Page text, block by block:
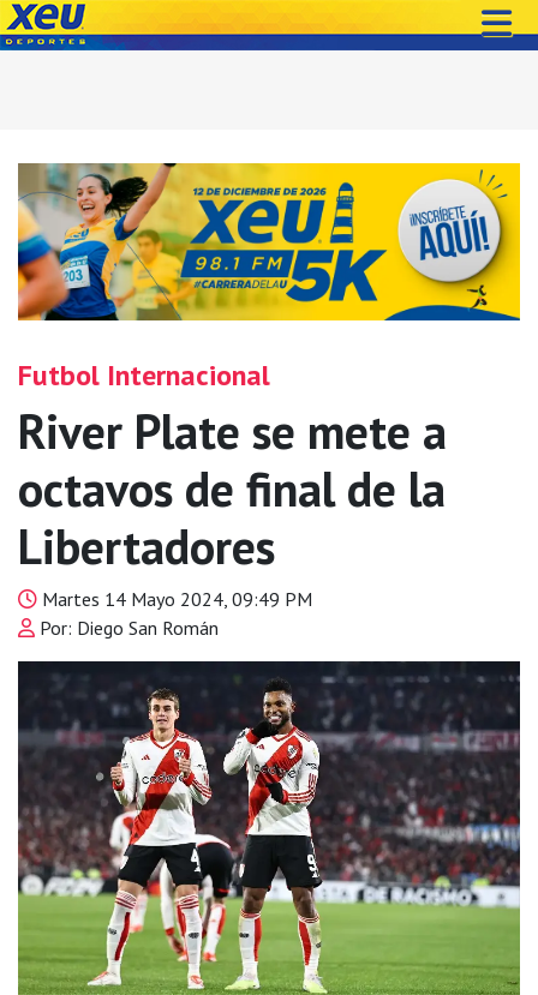
Futbol Internacional
River Plate se mete a
octavos de final de la
Libertadores
Martes 14 Mayo 2024, 09:49 PM
Por: Diego San Román